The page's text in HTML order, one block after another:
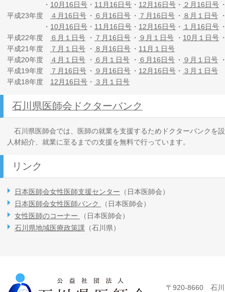
・ 10月16日号 ・ 11月16日号 ・ 12月16日号 ・ ２月16日号
平成23年度
４月16日号 ・ ６月16日号 ・ ７月16日号 ・ ８月１日号
・ 10月16日号 ・ 11月16日号 ・ 12月16日号 ・ １月16日号
平成22年度
６月１日号 ・ ７月16日号 ・ ９月１日号 ・ 10月１日号
平成21年度
７月１日号 ・ ８月16日号 ・ 11月１日号
平成20年度
４月１日号 ・ ６月１日号 ・ ６月16日号 ・ ９月１日号
平成19年度
７月16日号 ・ ９月16日号 ・ 12月16日号 ・ ３月１日号
平成18年度
12月16日号 ・ ３月１日号
石川県医師会ドクターバンク
石川県医師会では、医師の就業を支援するためドクターバンクを
人材紹介、就業に至るまでの支援を無料で行っています。
リンク
日本医師会女性医師支援センター （日本医師会）
日本医師会女性医師バンク
（日本医師会）
女性医師のコーナー
（日本医師会）
石川県地域医療政策課 （石川県）
〒920-8660 石川